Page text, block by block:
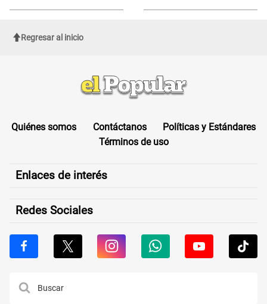
para votar el 4 de octubre
sufrir una "emergencia médica"
Regresar al inicio
Quiénes somos Contáctanos
Políticas y Estándares
Términos de uso
Enlaces de interés
Redes Sociales